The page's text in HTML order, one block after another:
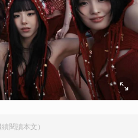
閱讀本文）